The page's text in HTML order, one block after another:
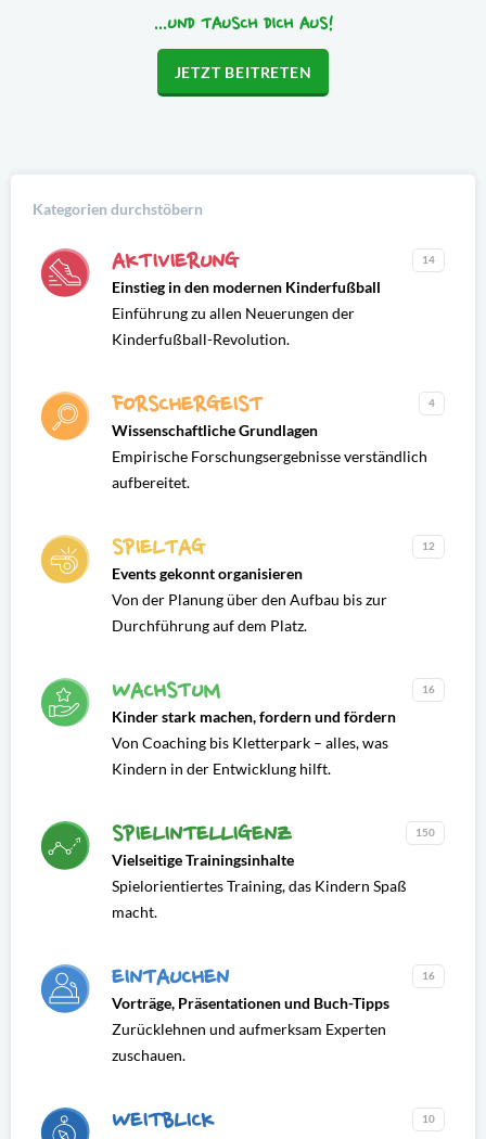
...UND TAUSCH DICH AUS!
JETZT BEITRETEN
Kategorien durchstöbern
AKTIVIERUNG 14
Einstieg in den modernen Kinderfußball
Einführung zu allen Neuerungen der
Kinderfußball-Revolution.
FORSCHERGEIST 4
Wissenschaftliche Grundlagen
Empirische Forschungsergebnisse verständlich
aufbereitet.
SPIELTAG 12
Events gekonnt organisieren
Von der Planung über den Aufbau bis zur
Durchführung auf dem Platz.
WACHSTUM 16
Kinder stark machen, fordern und fördern
Von Coaching bis Kletterpark – alles, was
Kindern in der Entwicklung hilft.
SPIELINTELLIGENZ 150
Vielseitige Trainingsinhalte
Spielorientiertes Training, das Kindern Spaß
macht.
EINTAUCHEN 16
Vorträge, Präsentationen und Buch-Tipps
Zurücklehnen und aufmerksam Experten
zuschauen.
WEITBLICK 10